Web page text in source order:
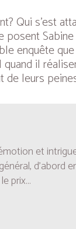
Qui s’est
posent
enquête
il
de leurs
et
d’abord
prix...